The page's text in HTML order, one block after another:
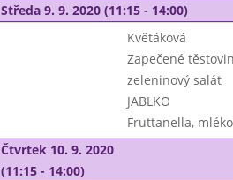
Středa 9. 9. 2020 (11:15 - 14:00)
Květáková
Zapečené
zeleninový salát
JABLKO
Fruttanella, mléko
Čtvrtek 10. 9. 2020
(11:15 - 14:00)